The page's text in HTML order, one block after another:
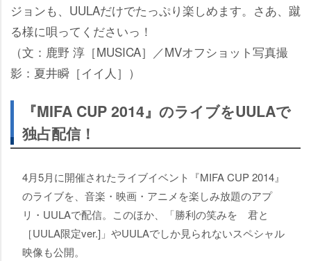
ジョンも、UULAだけでたっぷり楽しめます。さあ、蹴
る様に唄ってくださいっ！
（文：鹿野 淳［MUSICA］／MVオフショット写真撮
影：夏井瞬［イイ人］）
『MIFA CUP 2014』のライブをUULAで
独占配信！
4月5月に開催されたライブイベント『MIFA CUP 2014』
のライブを、音楽・映画・アニメを楽しみ放題のアプ
リ・UULAで配信。このほか、「勝利の笑みを 君と
［UULA限定ver.]」やUULAでしか見られないスペシャル
映像も公開。